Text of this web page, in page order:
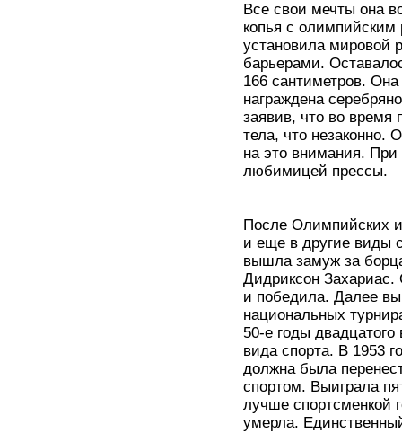
Все свои мечты она
копья с олимпийским
установила мировой
барьерами.
166 сантиметров.
награждена
заявив, что во время
тела, что незаконно.
на это внимания.
любимицей прессы.
После Олимпийских
и еще в другие виды
вышла замуж за
Дидриксон
и победила. Далее
национальных
50-е годы
вида спорта. В 1953
должна была
спортом. Выиграла
лучше спортсменкой
умерла.